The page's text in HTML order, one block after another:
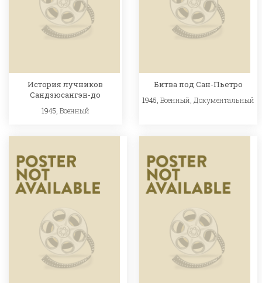
История лучников
Сандзюсангэн-до
1945, Военный
Битва под Сан-Пьетро
1945,Военный,Документальный